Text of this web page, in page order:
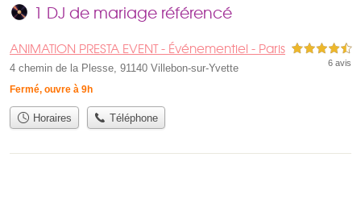
1 DJ de mariage référencé
ANIMATION PRESTA EVENT - Événementiel - Paris
4 chemin de la Plesse, 91140 Villebon-sur-Yvette
Fermé, ouvre à 9h
4,5 étoiles sur 5
6 avis
Horaires Téléphone